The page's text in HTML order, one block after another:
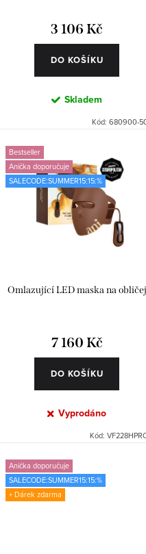
3 106 Kč
DO KOŠÍKU
Skladem
Kód: 680900-
Bestseller
Anička doporučuje
SALECODE:SUMMER15:15:%
Omlazující LED maska na obličej
7 160 Kč
DO KOŠÍKU
Vyprodáno
Kód:
Anička doporučuje
SALECODE:SUMMER15:15:%
+ Dárek zdarma